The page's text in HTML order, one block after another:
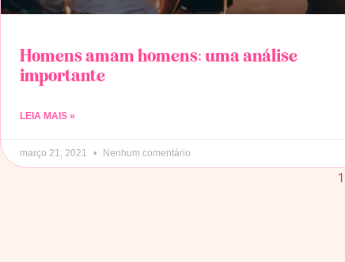
Homens amam homens: uma análise
importante
LEIA MAIS »
março 21, 2021 Nenhum comentário
1